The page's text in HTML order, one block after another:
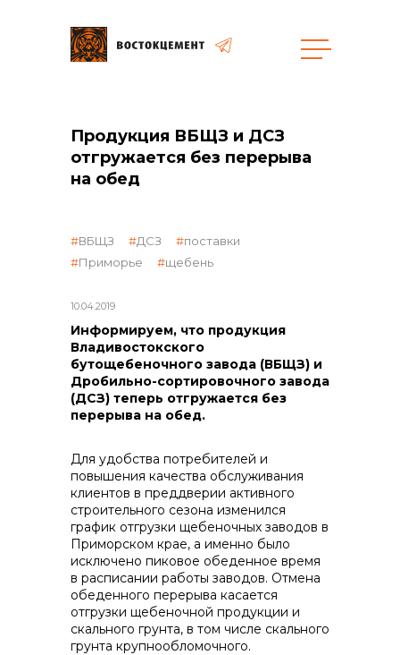
общая информация
объявленные закупки
реализация неликвидов
контакты отдела закупок
Контакты
Продукция ВБЩЗ и ДСЗ
отгружается без перерыва
на обед
10.04.2019
ВБЩЗ ДСЗ
поставки
Приморье
щебень
Информируем, что продукция
Владивостокского
бутощебеночного завода (ВБЩЗ) и
Дробильно-сортировочного завода
(ДСЗ) теперь отгружается без
перерыва на обед.
Для удобства потребителей и
повышения качества обслуживания
клиентов в преддверии активного
строительного сезона изменился
график отгрузки щебеночных заводов в
Приморском крае, а именно было
исключено пиковое обеденное время
в расписании работы заводов. Отмена
обеденного перерыва касается
отгрузки щебеночной продукции и
скального грунта, в том числе скального
грунта крупнообломочного.